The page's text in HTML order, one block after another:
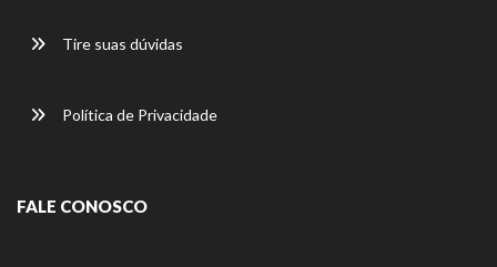
Tire suas dúvidas
Política de Privacidade
FALE CONOSCO